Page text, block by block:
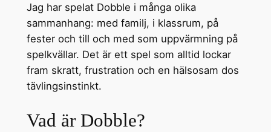
Jag har spelat Dobble i många olika
sammanhang: med familj, i klassrum, på
fester och till och med som uppvärmning på
spelkvällar. Det är ett spel som alltid lockar
fram skratt, frustration och en hälsosam dos
tävlingsinstinkt.
Vad är Dobble?